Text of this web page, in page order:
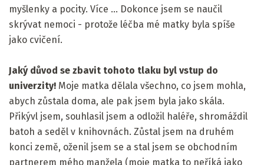
myšlenky a pocity. Více ... Dokonce jsem se naučil
skrývat nemoci - protože léčba mé matky byla spíše
jako cvičení.
Jaký důvod se zbavit tohoto tlaku byl vstup do
univerzity! Moje matka dělala všechno, co jsem mohla,
abych zůstala doma, ale pak jsem byla jako skála.
Přikývl jsem, souhlasil jsem a odložil haléře, shromáždil
batoh a seděl v knihovnách. Zůstal jsem na druhém
konci země, oženil jsem se a stal jsem se obchodním
partnerem mého manžela (moje matka to neříká jako